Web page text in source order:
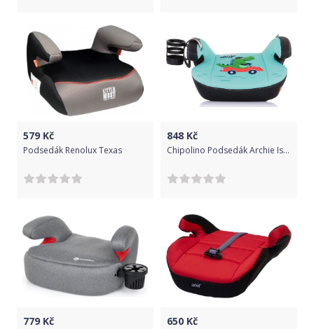
579 Kč
Podsedák Renolux Texas
848 Kč
Chipolino Podsedák Archie Iso 22-36 kg Dino
779 Kč 650 Kč